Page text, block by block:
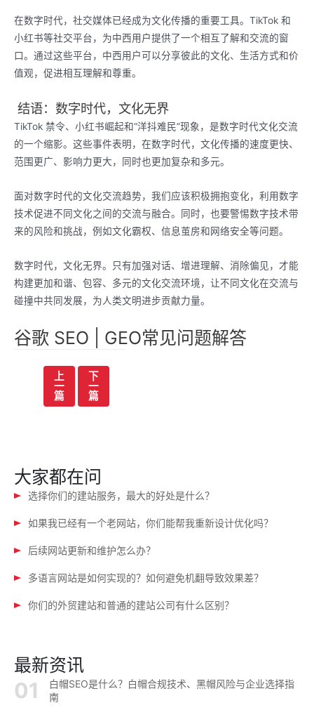
在数字时代，社交媒体已经成为文化传播的重要工具。TikTok 和
小红书等社交平台，为中西用户提供了一个相互了解和交流的窗
口。通过这些平台，中西用户可以分享彼此的文化、生活方式和价
值观，促进相互理解和尊重。
结语：数字时代，文化无界
TikTok 禁令、小红书崛起和“洋抖难民”现象，是数字时代文化交流
的一个缩影。这些事件表明，在数字时代，文化传播的速度更快、
范围更广、影响力更大，同时也更加复杂和多元。
面对数字时代的文化交流趋势，我们应该积极拥抱变化，利用数字
技术促进不同文化之间的交流与融合。同时，也要警惕数字技术带
来的风险和挑战，例如文化霸权、信息茧房和网络安全等问题。
数字时代，文化无界。只有加强对话、增进理解、消除偏见，才能
构建更加和谐、包容、多元的文化交流环境，让不同文化在交流与
碰撞中共同发展，为人类文明进步贡献力量。
谷歌 SEO | GEO常见问题解答
上
一
篇
下
一
篇
大家都在问
选择你们的建站服务，最大的好处是什么？
如果我已经有一个老网站，你们能帮我重新设计优化吗？
后续网站更新和维护怎么办？
多语言网站是如何实现的？如何避免机翻导致效果差？
你们的外贸建站和普通的建站公司有什么区别？
最新资讯
白帽SEO是什么？白帽合规技术、黑帽风险与企业选择指
南